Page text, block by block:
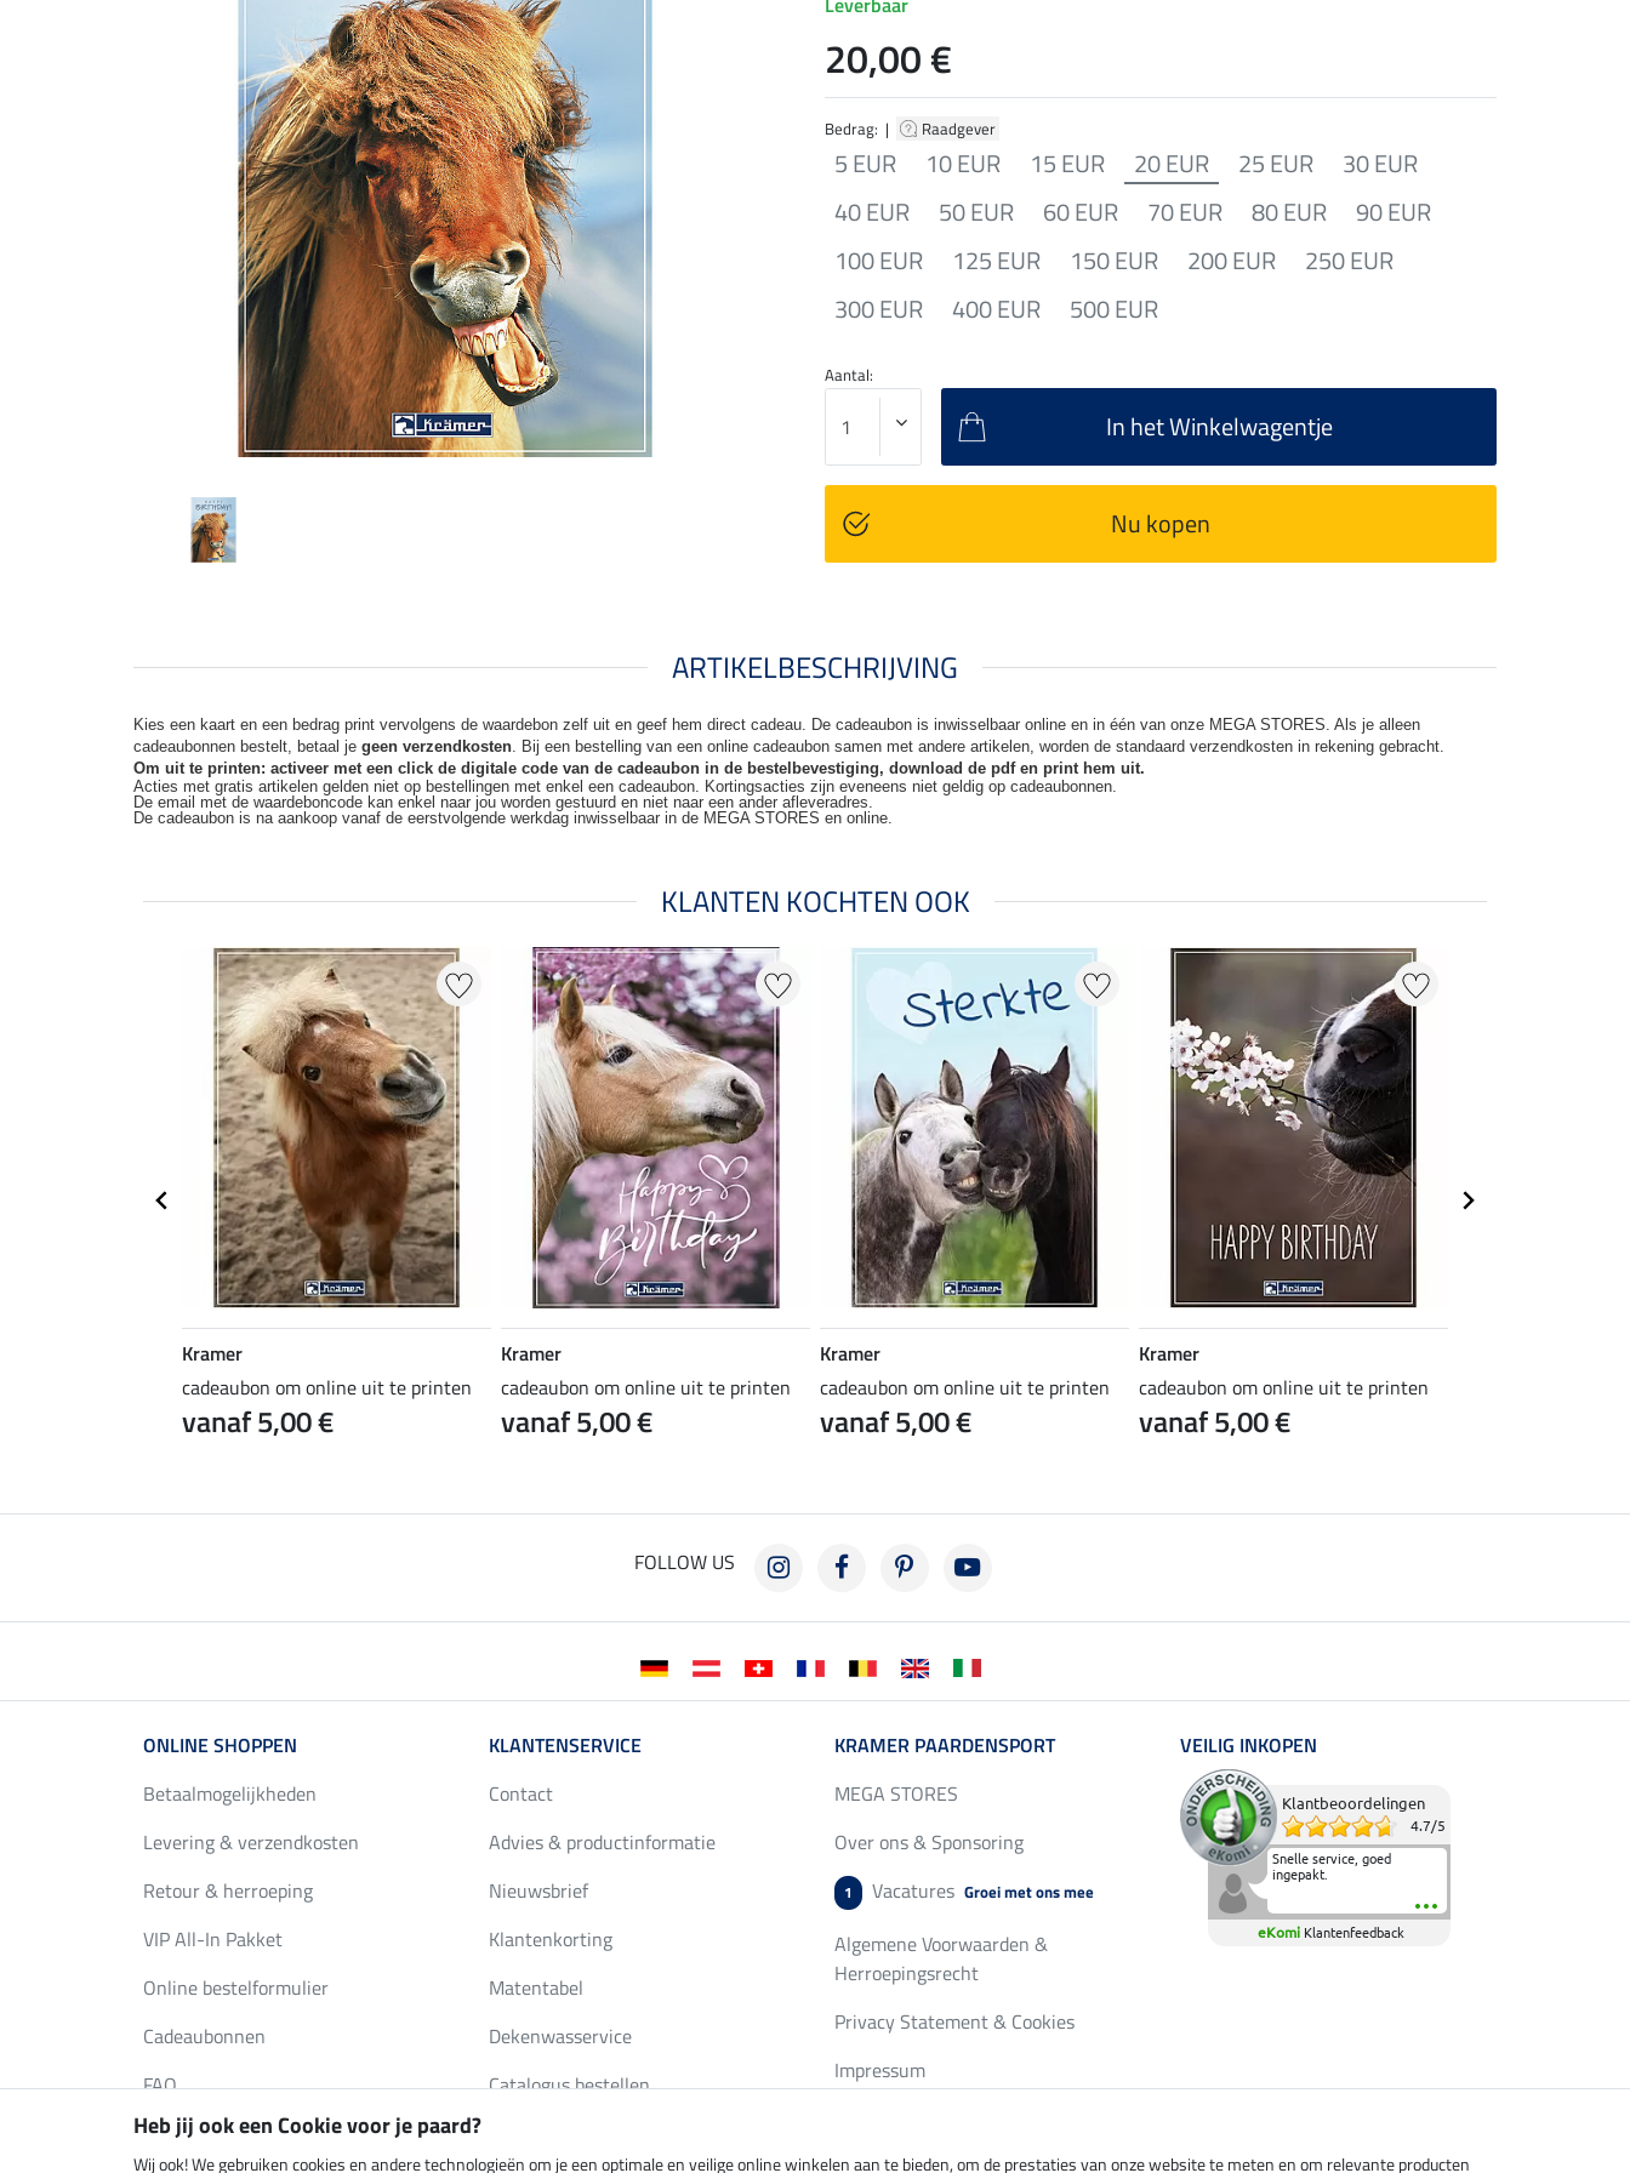
Bedrag: | Raadgever
5 EUR 10 EUR 15 EUR 20 EUR 25 EUR
30 EUR
40 EUR
50 EUR 60 EUR 70 EUR 80 EUR
90 EUR
100 EUR
125 EUR 150 EUR 200 EUR
250 EUR
300 EUR
400 EUR 500 EUR
20,00 €
Aantal:
In het Winkelwagentje
Nu kopen
ARTIKELBESCHRIJVING
Kies een kaart en een bedrag print vervolgens de waardebon zelf uit en geef hem direct cadeau. De cadeaubon is inwisselbaar online en in één van onze MEGA STORES. Als je alleen
cadeaubonnen bestelt, betaal je geen verzendkosten. Bij een bestelling van een online cadeaubon samen met andere artikelen, worden de standaard verzendkosten in rekening gebracht.
Om uit te printen: activeer met een click de digitale code van de cadeaubon in de bestelbevestiging, download de pdf en print hem uit.
Acties met gratis artikelen gelden niet op bestellingen met enkel een cadeaubon. Kortingsacties zijn eveneens niet geldig op cadeaubonnen.
De email met de waardeboncode kan enkel naar jou worden gestuurd en niet naar een ander afleveradres.
De cadeaubon is na aankoop vanaf de eerstvolgende werkdag inwisselbaar in de MEGA STORES en online.
KLANTEN KOCHTEN OOK
Kramer
cadeaubon om online uit te printen
vanaf 5,00 €
Kramer
cadeaubon om online uit te printen
vanaf 5,00 €
Kramer
cadeaubon om online uit te printen
vanaf 5,00 €
Kramer
cadeaubon om online uit te printen
vanaf 5,00 €
FOLLOW US
ONLINE SHOPPEN
Betaalmogelijkheden
Levering & verzendkosten
Retour & herroeping
VIP All-In Pakket
Online bestelformulier
Cadeaubonnen
FAQ
KLANTENSERVICE
Contact
Advies & productinformatie
Nieuwsbrief
Klantenkorting
Matentabel
Dekenwasservice
Catalogus bestellen
KRAMER PAARDENSPORT
MEGA STORES
Over ons & Sponsoring
1 Vacatures Groei met ons mee
Algemene Voorwaarden &
Herroepingsrecht
Privacy Statement & Cookies
Impressum
VEILIG INKOPEN
Klantbeoordelingen
4.7/5
Snelle service, goed
ingepakt.
eKomi Klantenfeedback
Heb jij ook een Cookie voor je paard?
Wij ook! We gebruiken cookies en andere technologieën om je een optimale en veilige online winkelen aan te bieden, om de prestaties van onze website te meten en om relevante producten